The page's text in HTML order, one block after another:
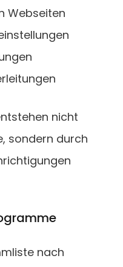
Webseiten
nicht
sondern durch
nach